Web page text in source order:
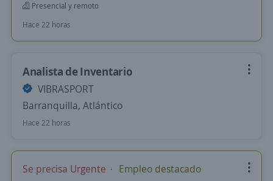
Presencial y remoto
Hace 22 horas
Analista de Inventario
VIBRASPORT
Barranquilla, Atlántico
Hace 22 horas
Se precisa Urgente Empleo destacado